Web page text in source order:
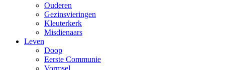
Ouderen
Gezinsvieringen
Kleuterkerk
Misdienaars
Leven
Doop
Eerste Communie
Vormsel